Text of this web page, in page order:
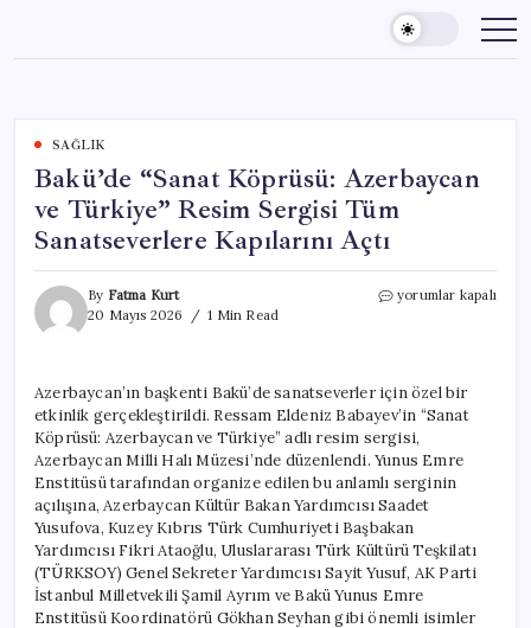
content
SAĞLIK
Bakü’de “Sanat Köprüsü: Azerbaycan
ve Türkiye” Resim Sergisi Tüm
Sanatseverlere Kapılarını Açtı
By Fatma Kurt
20 Mayıs 2026
1 Min Read
Bakü’de
Türkiye”
Resim
Sergisi
Tüm
Sanatseverlere
Kapılarını
Açtı
için
yorumlar kapalı
Azerbaycan’ın başkenti Bakü’de sanatseverler için özel bir
etkinlik gerçekleştirildi. Ressam Eldeniz Babayev’in “Sanat
Köprüsü: Azerbaycan ve Türkiye” adlı resim sergisi,
Azerbaycan Milli Halı Müzesi’nde düzenlendi. Yunus Emre
Enstitüsü tarafından organize edilen bu anlamlı serginin
açılışına, Azerbaycan Kültür Bakan Yardımcısı Saadet
Yusufova, Kuzey Kıbrıs Türk Cumhuriyeti Başbakan
Yardımcısı Fikri Ataoğlu, Uluslararası Türk Kültürü Teşkilatı
(TÜRKSOY) Genel Sekreter Yardımcısı Sayit Yusuf, AK Parti
İstanbul Milletvekili Şamil Ayrım ve Bakü Yunus Emre
Enstitüsü Koordinatörü Gökhan Seyhan gibi önemli isimler